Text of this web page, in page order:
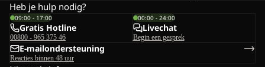
Heb je hulp nodig?
09:00 - 17:00
Gratis Hotline
00800 - 965 375 46
00:00 - 24:00
Livechat
Begin een gesprek
E-mailondersteuning
Reacties binnen 48 uur